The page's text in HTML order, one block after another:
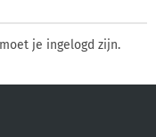
je ingelogd zijn.